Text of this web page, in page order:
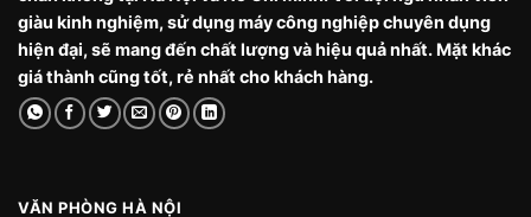
giàu kinh nghiệm, sử dụng máy công nghiệp chuyên dụng
hiện đại, sẽ mang đến chất lượng và hiệu quả nhất. Mặt khác
giá thành cũng tốt, rẻ nhất cho khách hàng.
VĂN PHÒNG HÀ NỘI